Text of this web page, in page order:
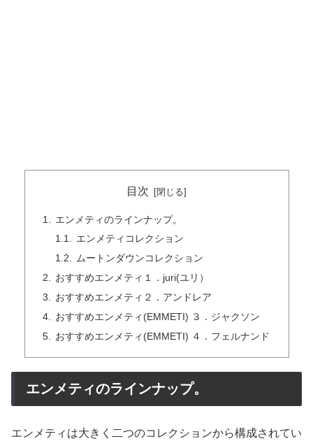
目次
エンメティのラインナップ。
エンメティコレクション
ムートンダウンコレクション
おすすめエンメティ１．juri(ユリ）
おすすめエンメティ２．アンドレア
おすすめエンメティ(EMMETI) ３．ジャクソン
おすすめエンメティ(EMMETI) ４．フェルナンド
エンメティのラインナップ。
エンメティは大きく二つのコレクションから構成されてい